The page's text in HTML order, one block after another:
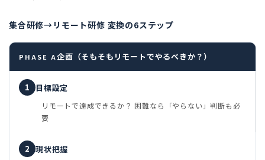
集合研修→リモート研修 変換の6ステップ
PHASE A企画（そもそもリモートでやるべきか？）
1 目標設定
リモートで達成できるか？ 困難なら「やらない」判断も必
要
2 現状把握